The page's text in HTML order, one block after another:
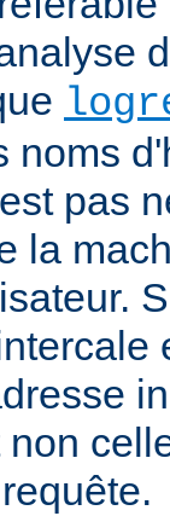
noms
pas
la